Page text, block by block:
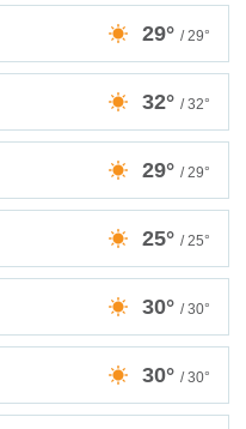
29° / 29°
32° / 32°
29° / 29°
25° / 25°
30° / 30°
30° / 30°